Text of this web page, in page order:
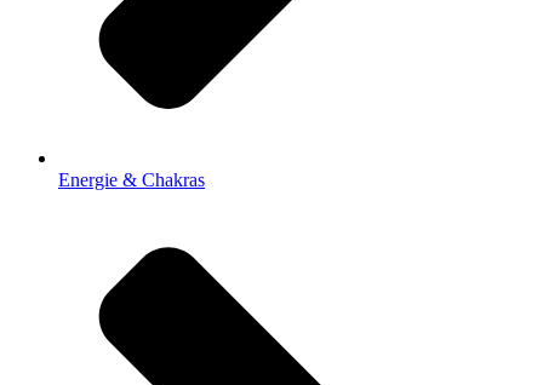
Energie & Chakras